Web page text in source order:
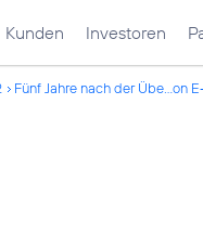
Kunden Investoren
Fünf Jahre nach der Übe...on